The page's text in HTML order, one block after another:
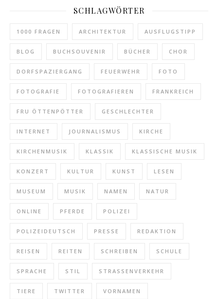
SCHLAGWÖRTER
1000 FRAGEN ARCHITEKTUR AUSFLUGSTIPP
BLOG BUCHSOUVENIR BÜCHER CHOR
DORFSPAZIERGANG FEUERWEHR FOTO
FOTOGRAFIE FOTOGRAFIEREN FRANKREICH
FRU ÖTTENPÖTTER GESCHLECHTER
INTERNET JOURNALISMUS KIRCHE
KIRCHENMUSIK KLASSIK KLASSISCHE MUSIK
KONZERT KULTUR KUNST LESEN
MUSEUM MUSIK NAMEN NATUR
ONLINE PFERDE POLIZEI
POLIZEIDEUTSCH PRESSE REDAKTION
REISEN REITEN SCHREIBEN SCHULE
SPRACHE STIL STRASSENVERKEHR
TIERE TWITTER VORNAMEN